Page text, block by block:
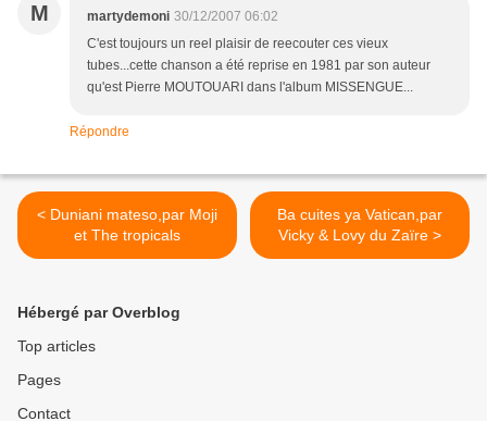
M martydemoni 30/12/2007 06:02
C'est toujours un reel plaisir de reecouter ces vieux
tubes...cette chanson a été reprise en 1981 par son auteur
qu'est Pierre MOUTOUARI dans l'album MISSENGUE...
Répondre
< Duniani mateso,par Moji
et The tropicals
Ba cuites ya Vatican,par
Vicky & Lovy du Zaïre >
Hébergé par Overblog
Top articles
Pages
Contact